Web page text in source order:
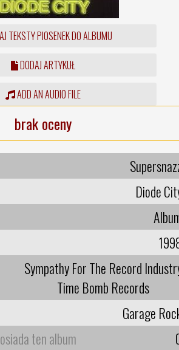
TEKSTY PIOSENEK DO ALBUMU
DODAJ ARTYKUŁ
ADD AN AUDIO FILE
brak oceny
Diode
Sympathy For The Record
Time Bomb Records
Garage
ten album